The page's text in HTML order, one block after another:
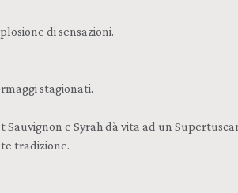
di sensazioni.
stagionati.
e Syrah dà vita ad un
tradizione.